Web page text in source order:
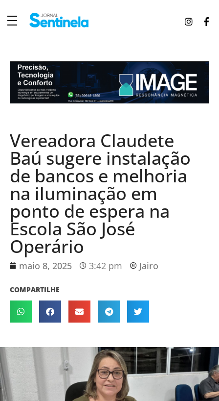
Vereadora Claudete
Baú sugere instalação
de bancos e melhoria
na iluminação em
ponto de espera na
Escola São José
Operário
maio 8, 2025 3:42 pm Jairo
COMPARTILHE